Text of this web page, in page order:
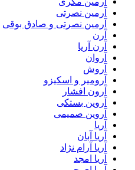
آرمین نصرتی
آرمین نصرتی و صادق بوقی
آرن
آرن آریا
آروان
آروش
آرومیر و اسکیزو
آرون افشار
آروین بستکی
آروین صمیمی
آریا
آریا آبان
آریا آرام نژاد
آریا امجد